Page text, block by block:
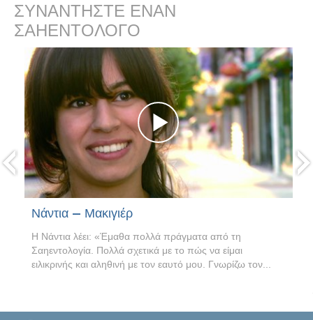
ΣΥΝΑΝΤΗΣΤΕ ΕΝΑΝ
ΣΑΗΕΝΤΟΛΟΓΟ
Νάντια – Μακιγιέρ
Η Νάντια λέει: «Έμαθα πολλά πράγματα από τη
Σαηεντολογία. Πολλά σχετικά με το πώς να είμαι
ειλικρινής και αληθινή με τον εαυτό μου. Γνωρίζω τον...
prev